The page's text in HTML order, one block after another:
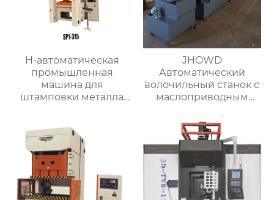
H-автоматическая
промышленная
машина для
штамповки металла
JHOWD
Автоматический
волочильный станок с
маслоприводным
изоляции-1